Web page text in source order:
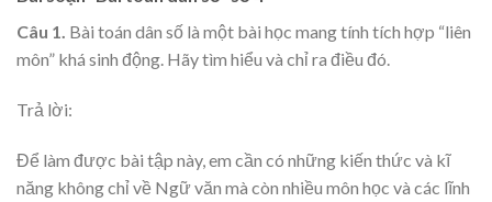
Câu 1. Bài toán dân số là một bài học mang tính tích hợp “liên
môn” khá sinh động. Hãy tìm hiểu và chỉ ra điều đó.
Trả lời:
Để làm được bài tập này, em cần có những kiến thức và kĩ
năng không chỉ về Ngữ văn mà còn nhiều môn học và các lĩnh